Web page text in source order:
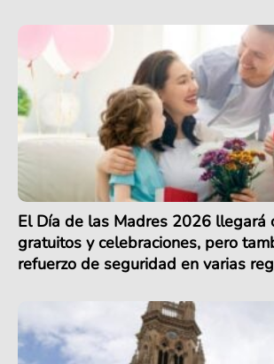
El Día de las Madres 2026 llegará
gratuitos y celebraciones, pero
refuerzo de seguridad en varias